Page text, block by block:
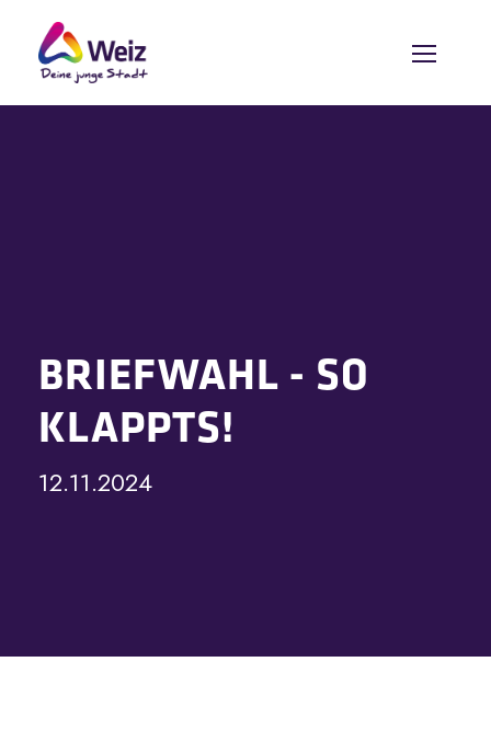
BRIEFWAHL - SO
KLAPPTS!
12.11.2024